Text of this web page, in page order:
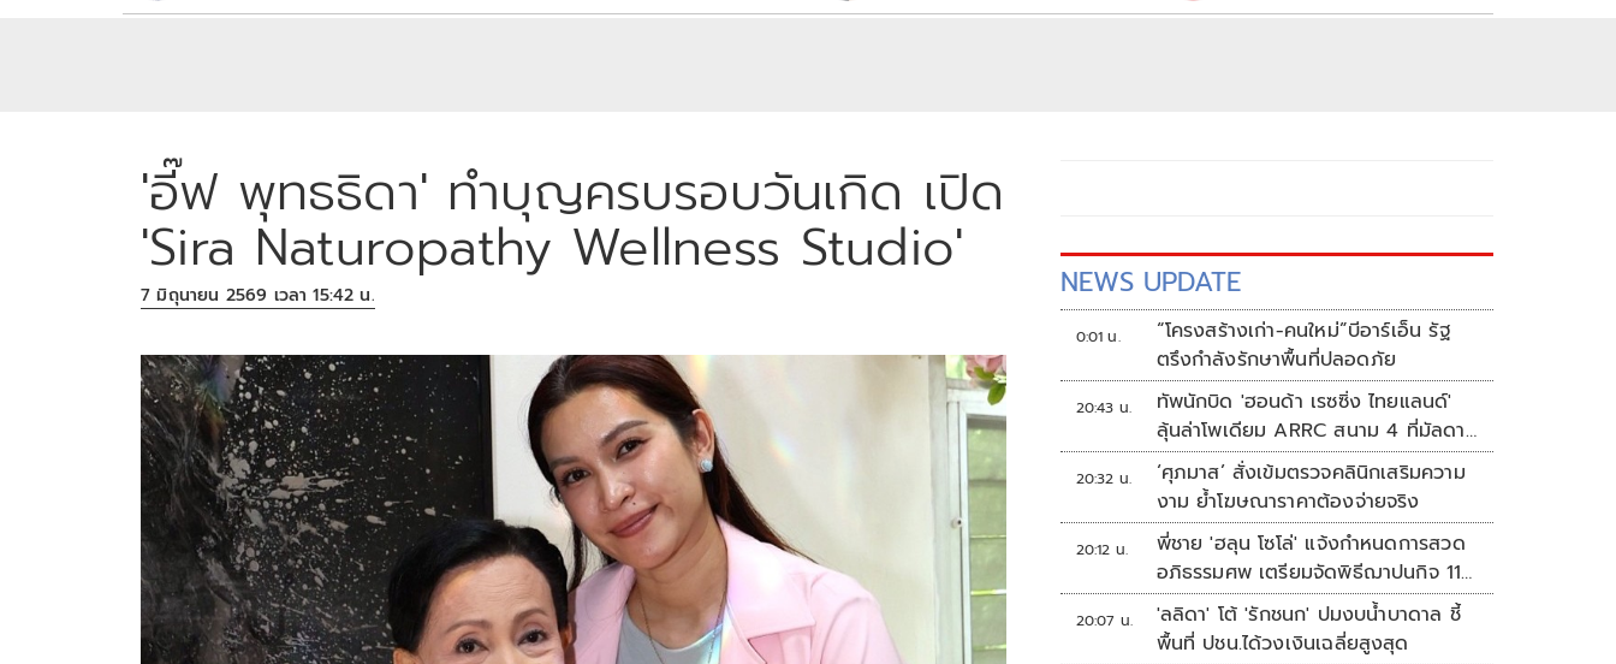
'อี๊ฟ พุทธธิดา' ทำบุญครบรอบวันเกิด เปิด
'Sira Naturopathy Wellness Studio'
7 มิถุนายน 2569 เวลา 15:42 น. NEWS UPDATE
0:01 น.
“โครงสร้างเก่า-คนใหม่”บีอาร์เอ็น รัฐ
ตรึงกำลังรักษาพื้นที่ปลอดภัย
20:43 น.
ทัพนักบิด 'ฮอนด้า เรซซิ่ง ไทยแลนด์'
ลุ้นล่าโพเดียม ARRC สนาม 4 ที่มัลดาลิ
กา
20:32 น.
‘ศุภมาส’ สั่งเข้มตรวจคลินิกเสริมความ
งาม ย้ำโฆษณาราคาต้องจ่ายจริง
20:12 น.
พี่ชาย 'ฮลุน โซโล่' แจ้งกำหนดการสวด
อภิธรรมศพ เตรียมจัดพิธีฌาปนกิจ 11
ส.ค.
20:07 น.
'ลลิดา' โต้ 'รักชนก' ปมงบน้ำบาดาล ชี้
พื้นที่ ปชน.ได้วงเงินเฉลี่ยสูงสุด